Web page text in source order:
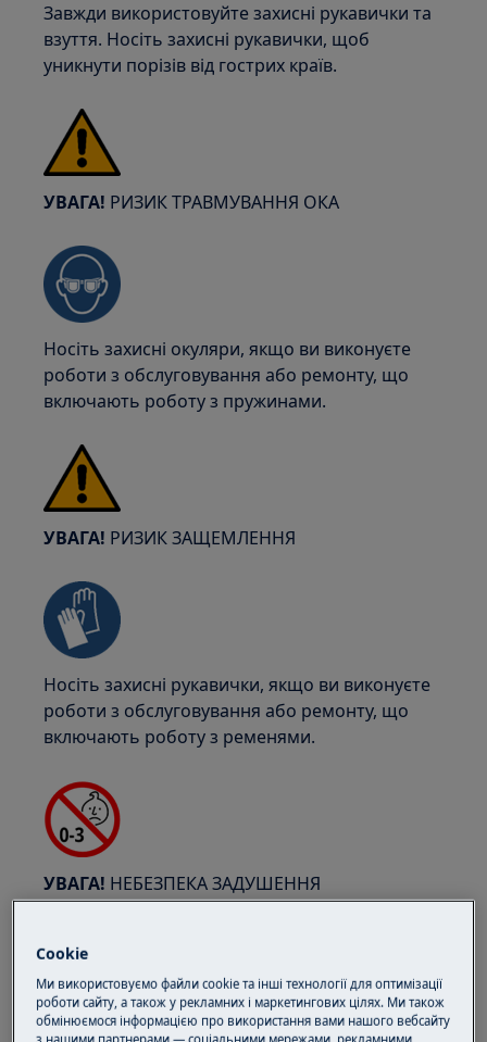
Завжди використовуйте захисні рукавички та
взуття. Носіть захисні рукавички, щоб
уникнути порізів від гострих країв.
УВАГА! РИЗИК ТРАВМУВАННЯ ОКА
Носіть захисні окуляри, якщо ви виконуєте
роботи з обслуговування або ремонту, що
включають роботу з пружинами.
УВАГА! РИЗИК ЗАЩЕМЛЕННЯ
Носіть захисні рукавички, якщо ви виконуєте
роботи з обслуговування або ремонту, що
включають роботу з ременями.
УВАГА! НЕБЕЗПЕКА ЗАДУШЕННЯ
років. Зберігайте всі дрібні деталі та упаковку
подалі від дітей.
Тільки дорослі повинні користуватися або
Cookie
Ми використовуємо файли cookie та інші технології для оптимізації
роботи сайту, а також у рекламних і маркетингових цілях. Ми також
обмінюємося інформацією про використання вами нашого вебсайту